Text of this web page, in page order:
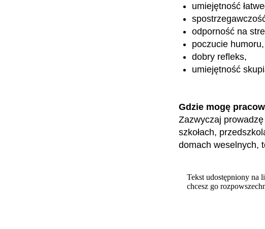
umiejętność
odporność na
poczucie humoru,
dobry refleks,
umiejętność
Gdzie mogę
Zazwyczaj
szkołach,
domach weselnych,
Tekst udostępniony na
chcesz go